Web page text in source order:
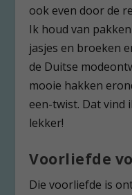
ook even door de
Ik houd van
jasjes en broeken
de Duitse
mooie hakken
een-twist. Dat vind
lekker!
Voorliefde
Die voorliefde is